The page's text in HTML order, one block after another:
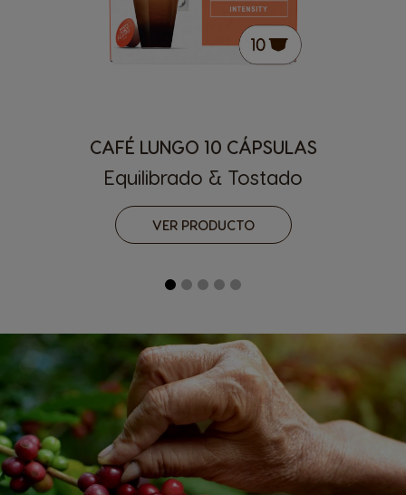
CAFÉ LUNGO 10 CÁPSULAS
Equilibrado & Tostado
VER PRODUCTO